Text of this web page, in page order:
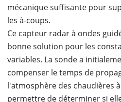
mécanique suffisante pour
les à-coups.
Ce capteur radar à ondes
bonne solution pour les
variables. La sonde a
compenser le temps de
l'atmosphère des chaudières
permettre de déterminer si